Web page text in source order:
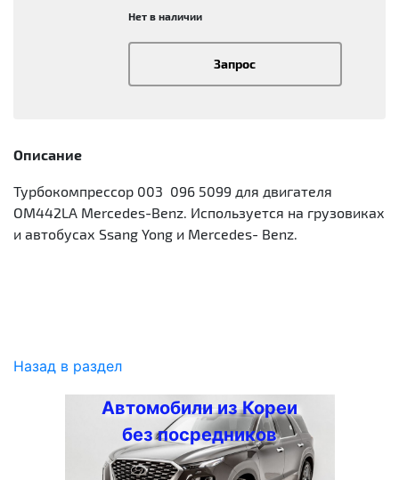
Нет в наличии
Запрос
Описание
Турбокомпрессор 003 096 5099 для двигателя
OM442LA Mercedes-Benz. Используется на грузовиках
и автобусах Ssang Yong и Mercedes- Benz.
Назад в раздел
Автомобили из Кореи
без посредников